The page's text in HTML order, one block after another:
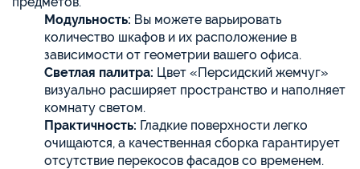
Модульность: Вы можете варьировать
количество шкафов и их расположение в
зависимости от геометрии вашего офиса.
Светлая палитра: Цвет «Персидский жемчуг»
визуально расширяет пространство и наполняет
комнату светом.
Практичность: Гладкие поверхности легко
очищаются, а качественная сборка гарантирует
отсутствие перекосов фасадов со временем.